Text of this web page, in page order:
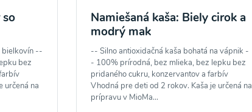
so
bielkovín --
bez
určená na
Namiešaná kaša: Biely cirok a
modrý mak
-- Silno antioxidačná kaša bohatá na vápnik -
- 100% prírodná, bez mlieka, bez lepku bez
pridaného cukru, konzervantov a farbív
Vhodná pre deti od 2 rokov. Kaša je určená na
prípravu v MioMa...
newsletteru a potvrdzujem, že som si prečítal(a)